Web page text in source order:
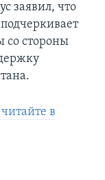
заявил, что
со стороны
в